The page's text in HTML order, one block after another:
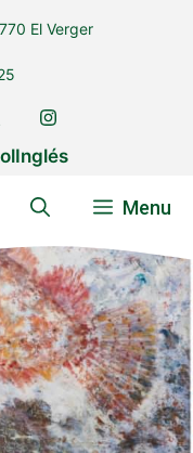
El Verger
Inglés
Menu